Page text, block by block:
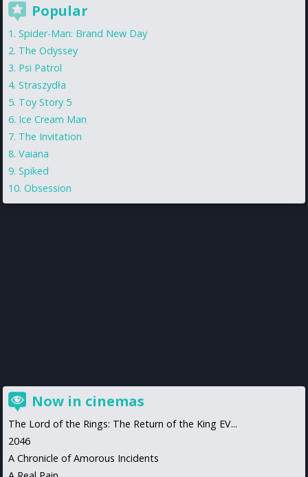
Popular
Spider-Man: Brand New Day
The Odyssey
Psi Patrol
Straszydła
Toy Story 5
Ice Cream Man
The Invitation
Vaiana
Spiked
Obsession
Now in cinemas
The Lord of the Rings: The Return of the King EV...
2046
A Chronicle of Amorous Incidents